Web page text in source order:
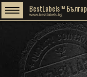
BestLabels™
www.bestlabels.bg